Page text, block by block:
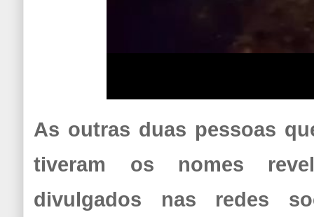
As outras duas pessoas
tiveram os nomes
divulgados nas redes